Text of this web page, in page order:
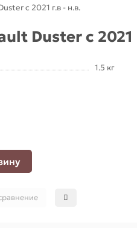
с 2021 г.в - н.в.
Duster с 2021
1.5 кг